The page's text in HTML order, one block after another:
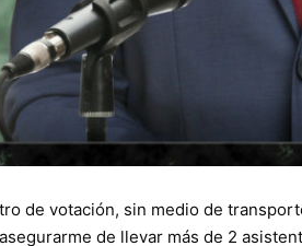
de votación, sin medio de
de llevar más de 2